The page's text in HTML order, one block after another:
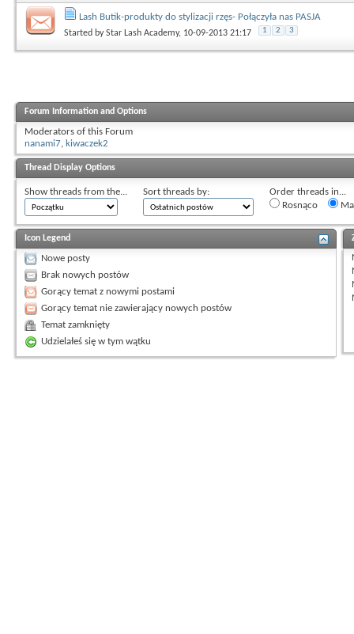
Lash Butik-produkty do stylizacji rzęs- Połączyła nas PASJA
Started byStar Lash Academy, 10-09-2013 21:17 1 2 3
Forum Information and Options
Moderators of this Forum
nanami7, kiwaczek2
Thread Display Options
Show threads from the... Sort threads by:
Order threads in...
Rosnąco
Icon Legend
Nowe posty
Brak nowych postów
Gorący temat z nowymi postami
Gorący temat nie zawierający nowych postów
Temat zamknięty
Udzielałeś się w tym wątku